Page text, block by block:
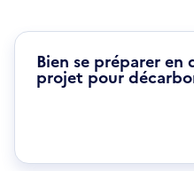
Bien se préparer
projet pour